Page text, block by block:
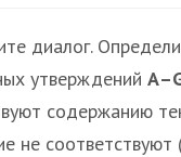
диалог.
утверждений
содержанию
не соответствуют